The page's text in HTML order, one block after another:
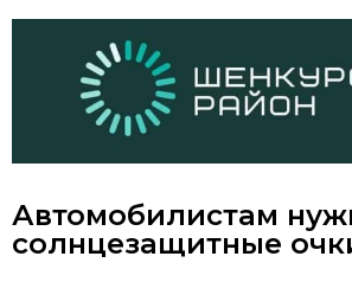
Автомобилистам
солнцезащитные